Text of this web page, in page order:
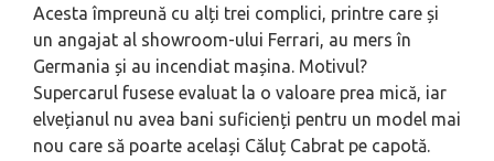
Acesta împreună cu alți trei complici, printre care și
un angajat al showroom-ului Ferrari, au mers în
Germania și au incendiat mașina. Motivul?
Supercarul fusese evaluat la o valoare prea mică, iar
elvețianul nu avea bani suficienți pentru un model mai
nou care să poarte același Căluț Cabrat pe capotă.